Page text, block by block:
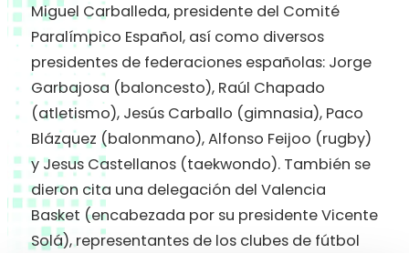
Miguel Carballeda, presidente del Comité
Paralímpico Español, así como diversos
presidentes de federaciones españolas: Jorge
Garbajosa (baloncesto), Raúl Chapado
(atletismo), Jesús Carballo (gimnasia), Paco
Blázquez (balonmano), Alfonso Feijoo (rugby)
y Jesus Castellanos (taekwondo). También se
dieron cita una delegación del Valencia
Basket (encabezada por su presidente Vicente
Solá), representantes de los clubes de fútbol